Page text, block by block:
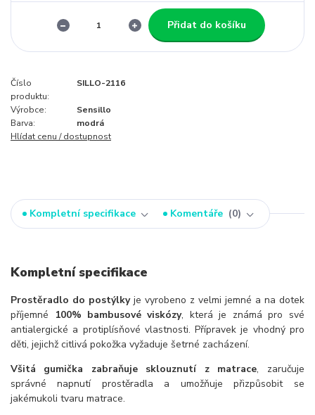
Přidat do košíku
Číslo
produktu:
SILLO-2116
Výrobce:
Sensillo
Barva:
modrá
Hlídat cenu / dostupnost
Kompletní specifikace Komentáře 0
Kompletní specifikace
Prostěradlo do postýlkyje vyrobeno z velmi jemné a na dotek
příjemné
100% bambusové viskózy, která je známá pro své
antialergické a protiplísňové vlastnosti. Přípravek je vhodný pro
děti, jejichž citlivá pokožka vyžaduje šetrné zacházení.
Všitá gumička zabraňuje sklouznutí z matrace, zaručuje
správné napnutí prostěradla a umožňuje přizpůsobit se
jakémukoli tvaru matrace.